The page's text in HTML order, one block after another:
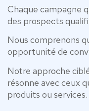
Chaque campagne
des prospects
Nous comprenons
opportunité de
Notre approche
résonne avec ceux
produits ou services.